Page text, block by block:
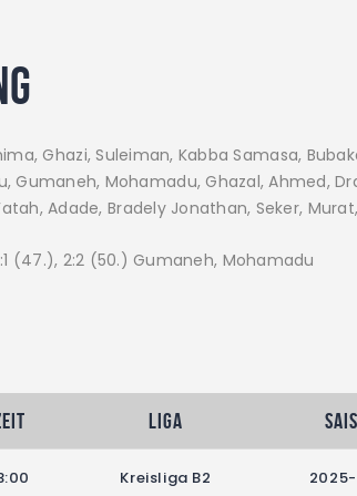
Ghazi, Suleiman, Kabba Samasa,
Gumaneh, Mohamadu, Ghazal, Ahmed,
Adade, Bradely Jonathan, Seker,
(47.), 2:2 (50.) Gumaneh, Mohamadu
Liga
Kreisliga B2